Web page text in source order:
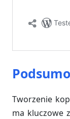
Tworzenie
ma kluczowe